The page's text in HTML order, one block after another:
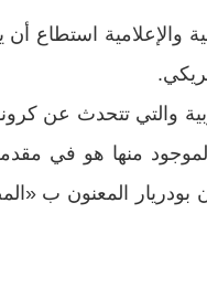
والإعلامية استطاع
والتي تتحدث عن
منها هو في
بودريار المعنون ب